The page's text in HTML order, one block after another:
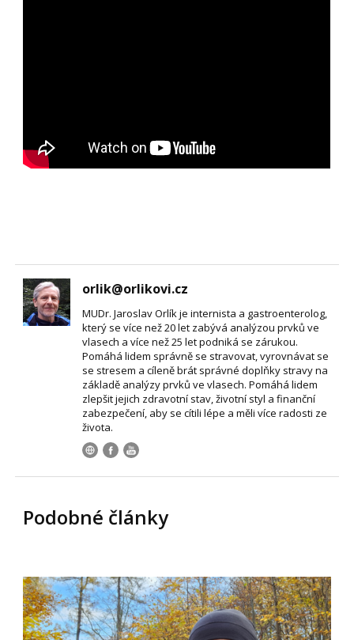
orlik@orlikovi.cz
MUDr. Jaroslav Orlík je internista a gastroenterolog,
který se více než 20 let zabývá analýzou prvků ve
vlasech a více než 25 let podniká se zárukou.
Pomáhá lidem správně se stravovat, vyrovnávat se
se stresem a cíleně brát správné doplňky stravy na
základě analýzy prvků ve vlasech. Pomáhá lidem
zlepšit jejich zdravotní stav, životní styl a finanční
zabezpečení, aby se cítili lépe a měli více radosti ze
života.
Podobné články